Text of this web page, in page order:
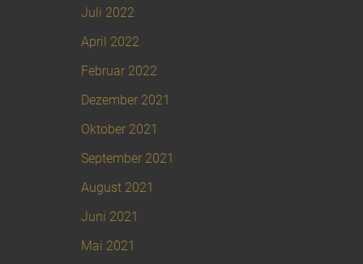
Juli 2022
April 2022
Februar 2022
Dezember 2021
Oktober 2021
September 2021
August 2021
Juni 2021
Mai 2021